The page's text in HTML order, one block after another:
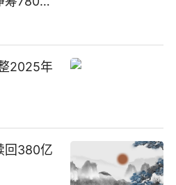
2025年
回380亿